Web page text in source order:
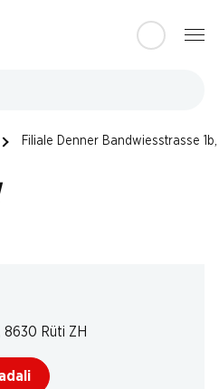
Filiale Denner Bandwiesstrasse
8630 Rüti ZH